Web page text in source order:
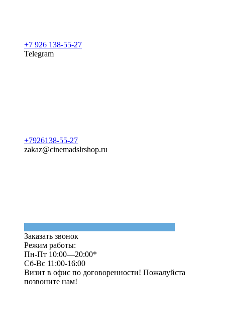
+7 926 138-55-27
Telegram
+7926138-55-27
zakaz@cinemadslrshop.ru
Заказать звонок
Режим работы:
Пн-Пт 10:00—20:00*
Сб-Вс 11:00-16:00
Визит в офис по договоренности! Пожалуйста
позвоните нам!